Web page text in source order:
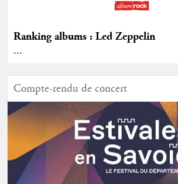
Ranking albums : Led Zeppelin
...
Compte-rendu de concert